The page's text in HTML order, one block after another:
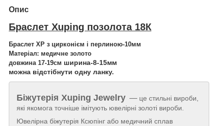
Опис
Браслет Xuping позолота 18К
Браслет XP з цирконієм і перлиною-10мм
Матеріал: медичне золото
довжина 17-19см ширина-8-15мм
можна відстібнути одну ланку.
Біжутерія Xuping Jewelry — це стильні вироби,
які якомога точніше імітують ювелірні золоті вироби.
Ювелірна біжутерія Ксюпінг або медичний сплав